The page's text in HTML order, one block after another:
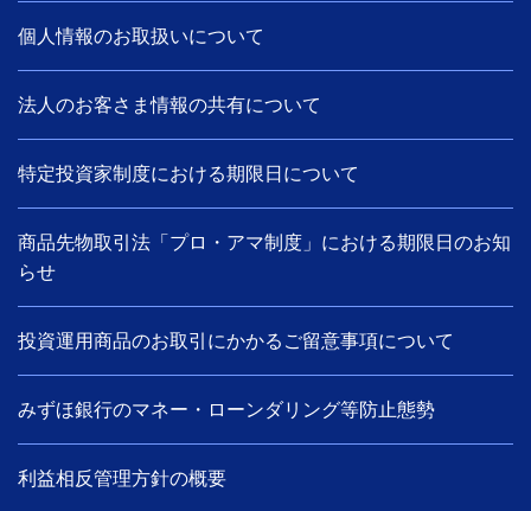
個人情報のお取扱いについて
法人のお客さま情報の共有について
特定投資家制度における期限日について
商品先物取引法「プロ・アマ制度」における期限日のお知
らせ
投資運用商品のお取引にかかるご留意事項について
みずほ銀行のマネー・ローンダリング等防止態勢
利益相反管理方針の概要